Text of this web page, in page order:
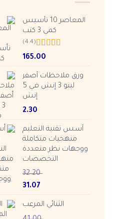
المعاصر 10 تأسيس
كمي 3 كتب
Rated
(4.4)
ورق ملاحظات أصفر
لينو 3 إنش في 5
إنش
أسس تقنية التعليم
منهجيات متكاملة
ووجهات نظر متعددة
التخصصات
32.20
Original
Current
الثنائي المرعب